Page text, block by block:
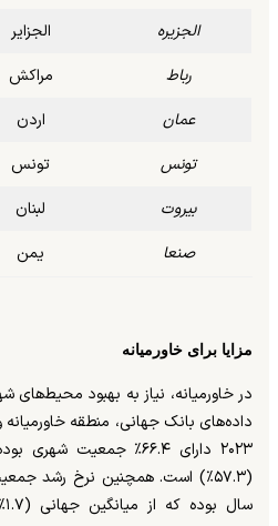
الجزیره
الجزایر
رباط
مراکش
عمان
اردن
تونس
تونس
بیروت
لبنان
صنعا
یمن
مزایا برای خاورمیانه
در خاورمیانه، نیاز به بهبود
۲۰۲۳ دارای ۶۶.۴٪ جمعیت